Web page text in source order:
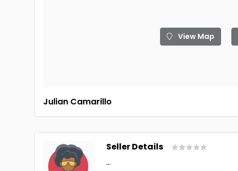
View Map
Julian Camarillo
Seller Details
...